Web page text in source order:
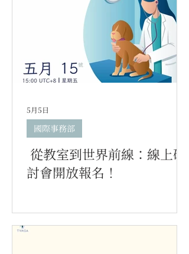
從教室到世界前線：線上研
討會開放報名！
國際事務部
5月5日